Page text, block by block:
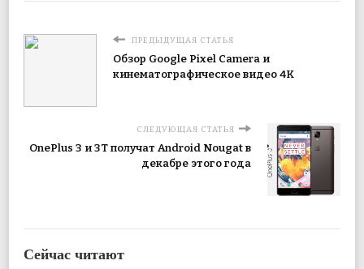
ПРЕДЫДУЩАЯ СТАТЬЯ
Обзор Google Pixel Camera и
кинематографическое видео 4K
СЛЕДУЮЩАЯ СТАТЬЯ
OnePlus 3 и 3T получат Android Nougat в
декабре этого года
Сейчас читают